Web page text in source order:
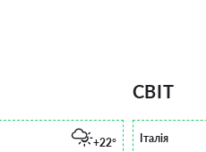
+22°
СВІТ
Італія